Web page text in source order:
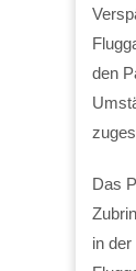
den
Das
in